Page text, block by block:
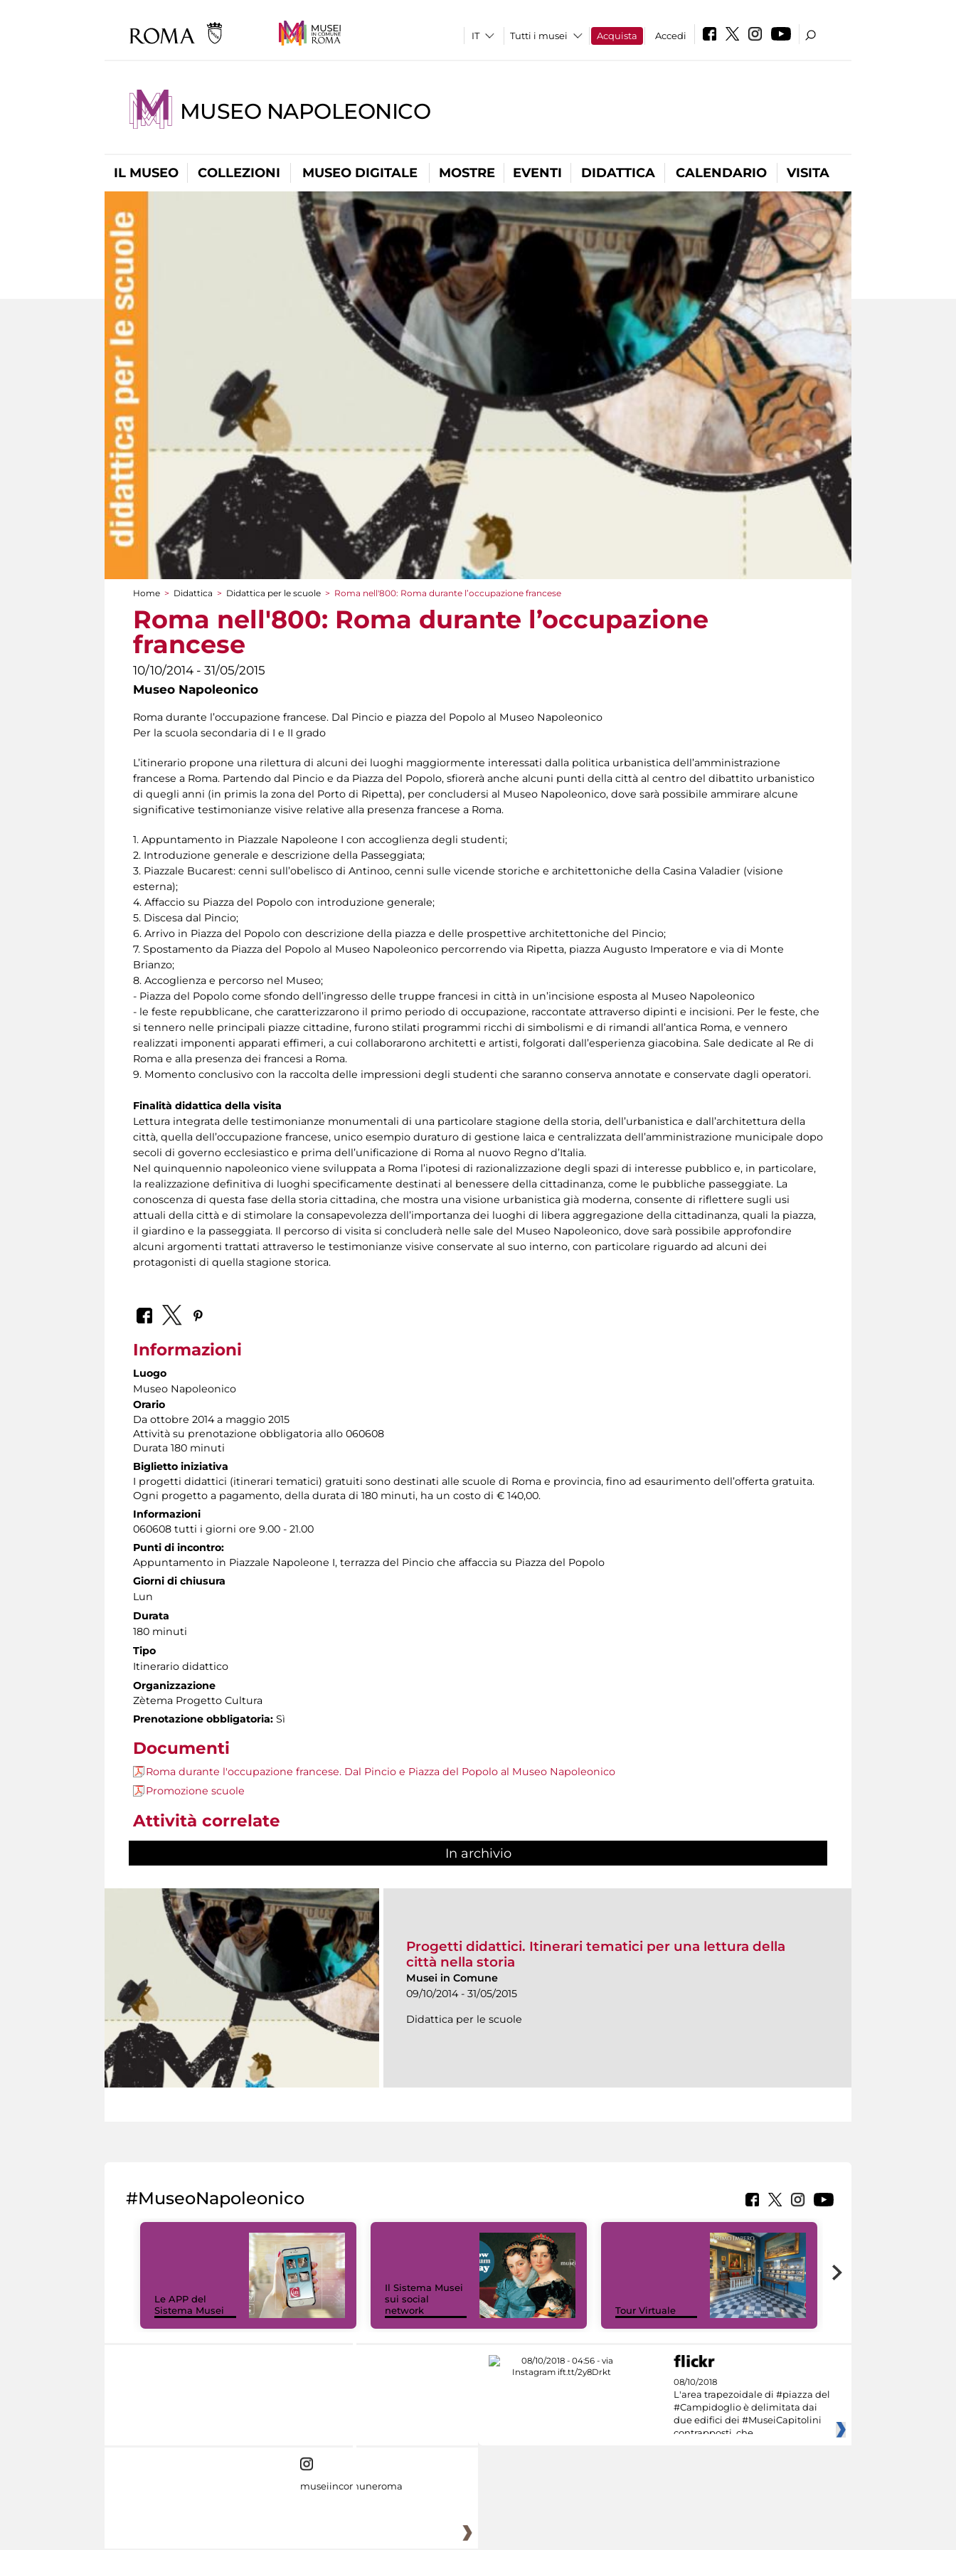
Tutti i musei Acquista Accedi
MUSEO NAPOLEONICO
IL MUSEO COLLEZIONI MUSEO DIGITALE MOSTRE EVENTI DIDATTICA CALENDARIO VISITA
Tu sei qui
Home > Didattica > Didattica per le scuole > Roma nell'800: Roma durante l’occupazione francese
Roma nell'800: Roma durante l’occupazione
francese
10/10/2014 - 31/05/2015
Museo Napoleonico
Roma durante l’occupazione francese. Dal Pincio e piazza del Popolo al Museo Napoleonico
Per la scuola secondaria di I e II grado
L’itinerario propone una rilettura di alcuni dei luoghi maggiormente interessati dalla politica urbanistica dell’amministrazione
francese a Roma. Partendo dal Pincio e da Piazza del Popolo, sfiorerà anche alcuni punti della città al centro del dibattito urbanistico
di quegli anni (in primis la zona del Porto di Ripetta), per concludersi al Museo Napoleonico, dove sarà possibile ammirare alcune
significative testimonianze visive relative alla presenza francese a Roma.
1. Appuntamento in Piazzale Napoleone I con accoglienza degli studenti;
2. Introduzione generale e descrizione della Passeggiata;
3. Piazzale Bucarest: cenni sull’obelisco di Antinoo, cenni sulle vicende storiche e architettoniche della Casina Valadier (visione
esterna);
4. Affaccio su Piazza del Popolo con introduzione generale;
5. Discesa dal Pincio;
6. Arrivo in Piazza del Popolo con descrizione della piazza e delle prospettive architettoniche del Pincio;
7. Spostamento da Piazza del Popolo al Museo Napoleonico percorrendo via Ripetta, piazza Augusto Imperatore e via di Monte
Brianzo;
8. Accoglienza e percorso nel Museo;
- Piazza del Popolo come sfondo dell’ingresso delle truppe francesi in città in un’incisione esposta al Museo Napoleonico
- le feste repubblicane, che caratterizzarono il primo periodo di occupazione, raccontate attraverso dipinti e incisioni. Per le feste, che
si tennero nelle principali piazze cittadine, furono stilati programmi ricchi di simbolismi e di rimandi all’antica Roma, e vennero
realizzati imponenti apparati effimeri, a cui collaborarono architetti e artisti, folgorati dall’esperienza giacobina. Sale dedicate al Re di
Roma e alla presenza dei francesi a Roma.
9. Momento conclusivo con la raccolta delle impressioni degli studenti che saranno conserva annotate e conservate dagli operatori.
Finalità didattica della visita
Lettura integrata delle testimonianze monumentali di una particolare stagione della storia, dell’urbanistica e dall’architettura della
città, quella dell’occupazione francese, unico esempio duraturo di gestione laica e centralizzata dell’amministrazione municipale dopo
secoli di governo ecclesiastico e prima dell’unificazione di Roma al nuovo Regno d’Italia.
Nel quinquennio napoleonico viene sviluppata a Roma l’ipotesi di razionalizzazione degli spazi di interesse pubblico e, in particolare,
la realizzazione definitiva di luoghi specificamente destinati al benessere della cittadinanza, come le pubbliche passeggiate. La
conoscenza di questa fase della storia cittadina, che mostra una visione urbanistica già moderna, consente di riflettere sugli usi
attuali della città e di stimolare la consapevolezza dell’importanza dei luoghi di libera aggregazione della cittadinanza, quali la piazza,
il giardino e la passeggiata. Il percorso di visita si concluderà nelle sale del Museo Napoleonico, dove sarà possibile approfondire
alcuni argomenti trattati attraverso le testimonianze visive conservate al suo interno, con particolare riguardo ad alcuni dei
protagonisti di quella stagione storica.
Informazioni
Luogo
Museo Napoleonico
Orario
Da ottobre 2014 a maggio 2015
Attività su prenotazione obbligatoria allo 060608
Durata 180 minuti
Biglietto iniziativa
I progetti didattici (itinerari tematici) gratuiti sono destinati alle scuole di Roma e provincia, fino ad esaurimento dell’offerta gratuita.
Ogni progetto a pagamento, della durata di 180 minuti, ha un costo di € 140,00.
Informazioni
060608 tutti i giorni ore 9.00 - 21.00
Punti di incontro:
Appuntamento in Piazzale Napoleone I, terrazza del Pincio che affaccia su Piazza del Popolo
Giorni di chiusura
Lun
Durata
180 minuti
Tipo
Itinerario didattico
Organizzazione
Zètema Progetto Cultura
Prenotazione obbligatoria: Sì
Documenti
Roma durante l'occupazione francese. Dal Pincio e Piazza del Popolo al Museo Napoleonico
Promozione scuole
Attività correlate
In archivio
Progetti didattici. Itinerari tematici per una lettura della
città nella storia
Musei in Comune
09/10/2014 - 31/05/2015
Didattica per le scuole
#MuseoNapoleonico
Le APP del
Sistema Musei
Il Sistema Musei
sui social
network
Tour Virtuale
08/10/2018
L'area trapezoidale di #piazza del
#Campidoglio è delimitata dai
due edifici dei #MuseiCapitolini
contrapposti, che
museiincomuneroma